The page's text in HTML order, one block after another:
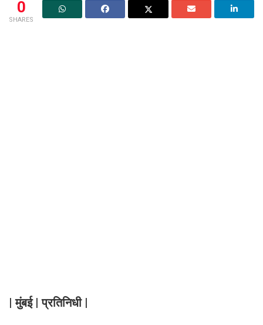
0
SHARES
| मुंबई | प्रतिनिधी |